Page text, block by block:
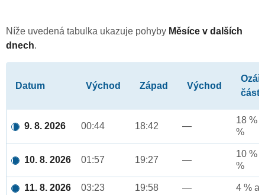
Níže uvedená tabulka ukazuje pohyby Měsíce v dalších
dnech.
Datum Východ Západ Východ
část
9. 8. 2026 00:44 18:42 —
18 %
%
10. 8. 2026 01:57 19:27 —
10 %
%
11. 8. 2026 03:23 19:58 — 4 %